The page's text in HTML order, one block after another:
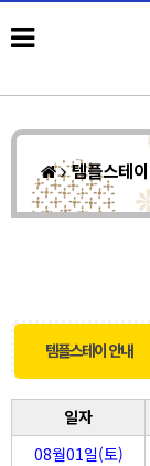
템플스테이
템플스테이 안내
일자
08월01일(토)